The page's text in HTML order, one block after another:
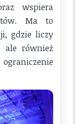
wspiera
Ma to
gdzie liczy
ale również